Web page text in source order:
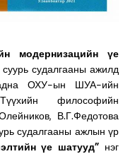
модернизацийн үе
судалгааны ажилд
ОХУ-ын ШУА-ийн
философийн
В.Г.Федотова
судалгааны ажлын үр
үе шатууд”нэг